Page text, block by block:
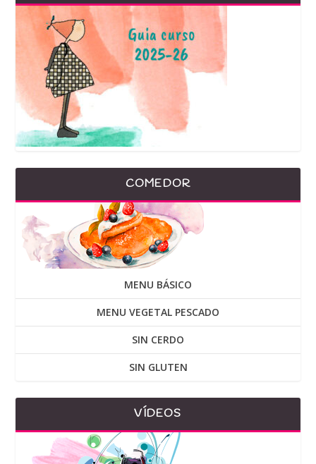
COMEDOR
MENU BÁSICO
MENU VEGETAL PESCADO
SIN CERDO
SIN GLUTEN
VÍDEOS